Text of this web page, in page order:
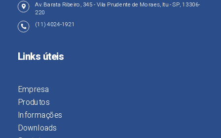
Av. Barata Ribeiro, 345 - Vila Prudente de Moraes, Itu - SP, 13306-
220
(11) 4024-1921
Links úteis
Empresa
Produtos
Informações
Downloads